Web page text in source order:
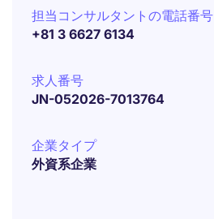
担当コンサルタントの電話番号
+81 3 6627 6134
求人番号
JN-052026-7013764
企業タイプ
外資系企業